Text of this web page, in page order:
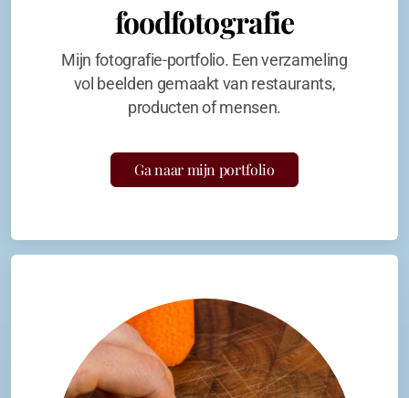
foodfotografie
Mijn fotografie-portfolio. Een verzameling
vol beelden gemaakt van restaurants,
producten of mensen.
Ga naar mijn portfolio